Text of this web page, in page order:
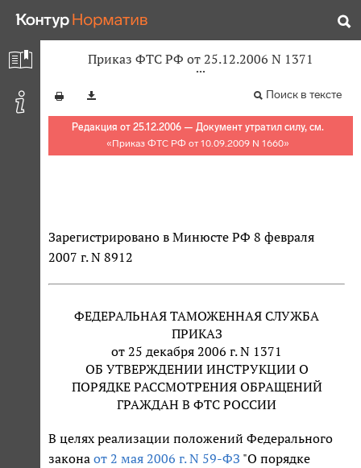
Приказ ФТС РФ от 25.12.2006 N 1371
Поиск в тексте
Редакция от 25.12.2006 — Документ утратил силу, см.
«Приказ ФТС РФ от 10.09.2009 N 1660»
Зарегистрировано в Минюсте РФ 8 февраля
2007 г. N 8912
ФЕДЕРАЛЬНАЯ ТАМОЖЕННАЯ СЛУЖБА
ПРИКАЗ
от 25 декабря 2006 г. N 1371
ОБ УТВЕРЖДЕНИИ ИНСТРУКЦИИ О
ПОРЯДКЕ РАССМОТРЕНИЯ ОБРАЩЕНИЙ
ГРАЖДАН В ФТС РОССИИ
В целях реализации положений Федерального
закона от 2 мая 2006 г. N 59-ФЗ "О порядке